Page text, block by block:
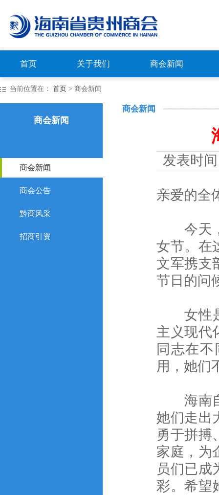
首页 关于我们 商会新闻
当前位置在： 首页 > 商会新闻
商会新闻
商会新闻
商会公告
黔商风采
招商引资
商会新闻
发表时
亲爱的全
今天，
女节。在
文军携支
节日的问
女性是
主义现代
同志在
用，她们
海南自
她们走出
勇于拼搏
家庭，为
员们已成
彩。希望